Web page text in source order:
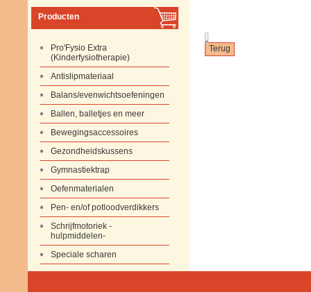
Producten
Pro'Fysio Extra
(Kinderfysiotherapie)
Antislipmateriaal
Balans/evenwichtsoefeningen
Ballen, balletjes en meer
Bewegingsaccessoires
Gezondheidskussens
Gymnastiektrap
Oefenmaterialen
Pen- en/of potloodverdikkers
Schrijfmotoriek -
hulpmiddelen-
Speciale scharen
.